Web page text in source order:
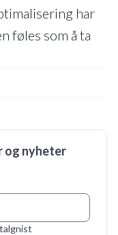
har
føles som å ta
og nyheter